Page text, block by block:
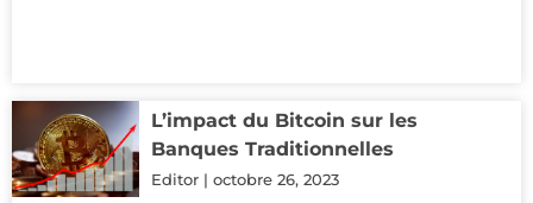
L’impact du Bitcoin sur les
Banques Traditionnelles
Editor octobre 26, 2023